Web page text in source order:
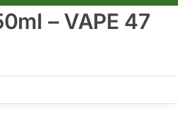
– VAPE 47